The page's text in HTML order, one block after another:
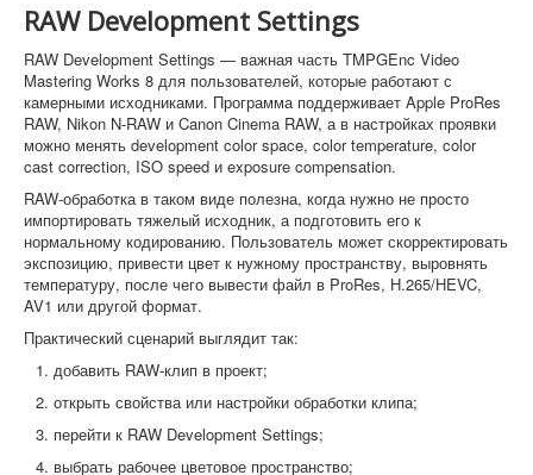
RAW Development Settings
RAW Development Settings — важная часть TMPGEnc Video
Mastering Works 8 для пользователей, которые работают с
камерными исходниками. Программа поддерживает Apple ProRes
RAW, Nikon N-RAW и Canon Cinema RAW, а в настройках проявки
можно менять development color space, color temperature, color
cast correction, ISO speed и exposure compensation.
RAW-обработка в таком виде полезна, когда нужно не просто
импортировать тяжелый исходник, а подготовить его к
нормальному кодированию. Пользователь может скорректировать
экспозицию, привести цвет к нужному пространству, выровнять
температуру, после чего вывести файл в ProRes, H.265/HEVC,
AV1 или другой формат.
Практический сценарий выглядит так:
добавить RAW-клип в проект;
открыть свойства или настройки обработки клипа;
перейти к RAW Development Settings;
выбрать рабочее цветовое пространство;